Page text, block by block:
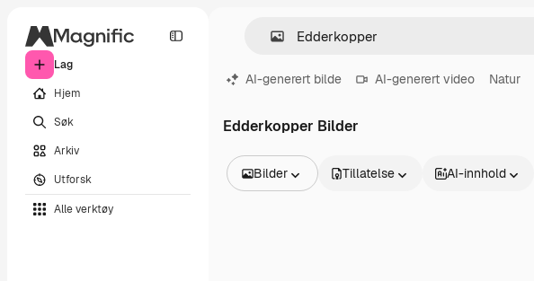
Lag
Hjem
Søk
Arkiv
Utforsk
Alle verktøy
AI-generert bilde AI-generert video Natur
Edderkopper Bilder
Bilder Tillatelse AI-innhold